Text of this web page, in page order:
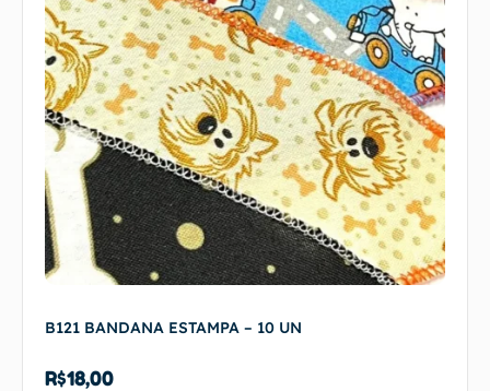
B121 BANDANA ESTAMPA – 10 UN
R$18,00